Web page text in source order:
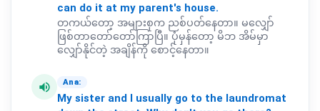
can do it at my parent's house.
တကယ်တော့ အများစုက ညစ်ပတ်နေတာ။ မလျှော်
ဖြစ်တာတော်တော်ကြာပြီ။ ပုံမှန်တော့ မိဘ အိမ်မှာ
လျှော်နိုင်တဲ့ အချိန်ကို စောင့်နေတာ။
volume_up Ana:
My sister and I usually go to the laundromat